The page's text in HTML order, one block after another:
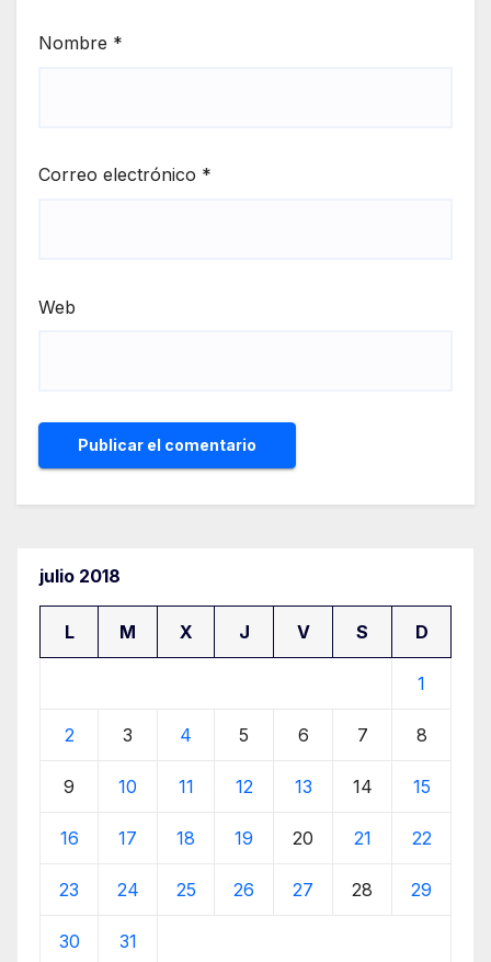
Nombre *
Correo electrónico *
Web
julio 2018
L M X J V S D
1
2 3 4 5 6 7 8
9 10 11 12 13 14 15
16 17 18 19 20 21 22
23 24 25 26 27 28 29
30 31